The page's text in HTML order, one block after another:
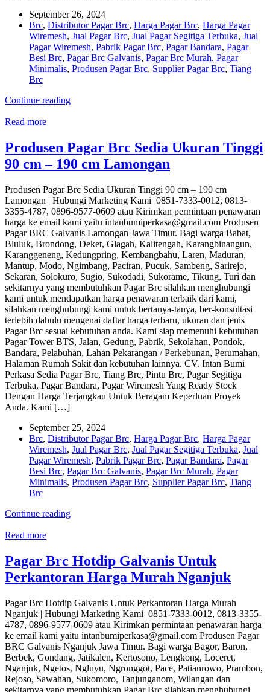
September 26, 2024
Brc, Distributor Pagar Brc, Harga Pagar Brc, Harga Pagar
Wiremesh, Jual Pagar Brc, Jual Pagar Segitiga Terbuka, Jual
Pagar Wiremesh, Pabrik Pagar Brc, Pagar Bandara, Pagar
Besi Brc, Pagar Brc Galvanis, Pagar Brc Murah, Pagar
Minimalis, Produsen Pagar Brc, Supplier Pagar Brc, Tiang
Brc
Continue reading
Read more
Produsen Pagar Brc Sedia Ukuran Tinggi
90 cm – 190 cm Lamongan
Produsen Pagar Brc Sedia Ukuran Tinggi 90 cm – 190 cm
Lamongan | Hubungi Marketing Kami 0851-7333-0012, 0813-
3355-4787, 0896-9577-0609 atau Kirimkan permintaan penawaran
harga ke email kami yaitu intanbumiperkasa@gmail.com Produsen
Pagar BRC Galvanis Lamongan Jawa Timur. Bagi warga Babat,
Bluluk, Brondong, Deket, Glagah, Kalitengah, Karangbinangun,
Karanggeneng, Kedungpring, Kembangbahu, Laren, Maduran,
Mantup, Modo, Ngimbang, Paciran, Pucuk, Sambeng, Sarirejo,
Sekaran, Solokuro, Sugio, Sukodadi, Sukorame, Tikung, Turi dan
sekitarnya yang membutuhkan Pagar Brc silahkan menghubungi
kami untuk mendapatkan harga penawaran terbaik dari kami,
silahkan menghubungi kami untuk bertanya-tanya, ber-konsultasi
terlebih dahulu mengenai daftar harga terbaru, ukuran dan jenis
Pagar Brc sesuai kebutuhan anda. Kami siap memenuhi kebutuhan
Pagar Tower BTS, Jalan, Gedung, Pabrik, Sekolahan, Pondok,
Bandara, Pelabuhan, Lahan Pekarangan / Perkebunan, Perumahan,
Halaman Rumah Sakit dan kebutuhan lainnya. CV. Intan Bumi
Perkasa Sedia Pagar Brc, Tiang Brc, Pintu Brc, Pagar Segitiga
Terbuka, Pagar Bandara, Pagar Wiremesh Yang Ready Stock
Dengan Harga Terjangkau Untuk Beragam Keperluan Proyek
Anda. Kami […]
September 25, 2024
Brc, Distributor Pagar Brc, Harga Pagar Brc, Harga Pagar
Wiremesh, Jual Pagar Brc, Jual Pagar Segitiga Terbuka, Jual
Pagar Wiremesh, Pabrik Pagar Brc, Pagar Bandara, Pagar
Besi Brc, Pagar Brc Galvanis, Pagar Brc Murah, Pagar
Minimalis, Produsen Pagar Brc, Supplier Pagar Brc, Tiang
Brc
Continue reading
Read more
Pagar Brc Hotdip Galvanis Untuk
Perkantoran Harga Murah Nganjuk
Pagar Brc Hotdip Galvanis Untuk Perkantoran Harga Murah
Nganjuk | Hubungi Marketing Kami 0851-7333-0012, 0813-3355-
4787, 0896-9577-0609 atau Kirimkan permintaan penawaran harga
ke email kami yaitu intanbumiperkasa@gmail.com Produsen Pagar
BRC Galvanis Nganjuk Jawa Timur. Bagi warga Bagor, Baron,
Berbek, Gondang, Jatikalen, Kertosono, Lengkong, Loceret,
Nganjuk, Ngetos, Ngluyu, Ngronggot, Pace, Patianrowo, Prambon,
Rejoso, Sawahan, Sukomoro, Tanjunganom, Wilangan dan
sekitarnya yang membutuhkan Pagar Brc silahkan menghubungi